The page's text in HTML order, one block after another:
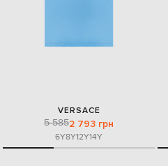
VERSACE
5 5852 793 грн
6Y8Y12Y14Y